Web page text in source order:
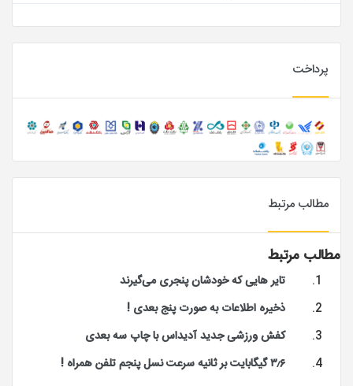
پرداخت
مطالب مرتبط
مطالب مرتبط
تایر هایی که خودشان پنجری می‌گیرند
ذخیره اطلاعات به صورت پنج بعدی !
کفش ورزشی جدید آدیداس با چاپ سه‌ بعدی
۳٫۶ گیگابایت بر ثانیه سرعت نسل پنجم تلفن همراه !